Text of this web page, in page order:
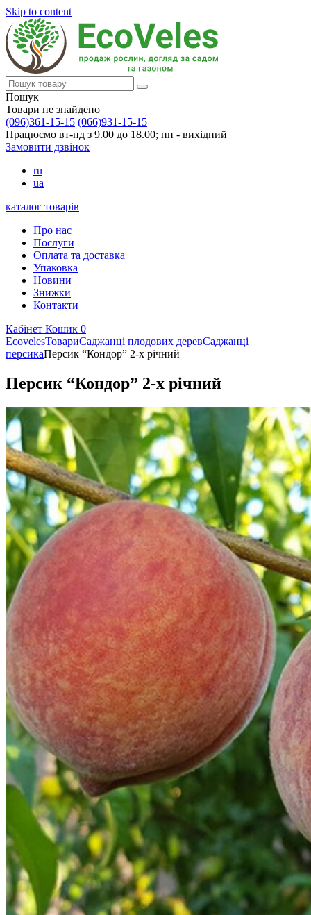
Skip to content
Пошук
Товари не знайдено
(096)361-15-15 (066)931-15-15
Працюємо вт-нд з 9.00 до 18.00; пн - вихідний
Замовити дзвінок
ru
ua
каталог товарів
Про нас
Послуги
Оплата та доставка
Упаковка
Новини
Знижки
Контакти
Кабінет Кошик 0
EcovelesТовариСаджанці плодових деревСаджанці
персикаПерсик “Кондор” 2-х річний
Персик “Кондор” 2-х річний